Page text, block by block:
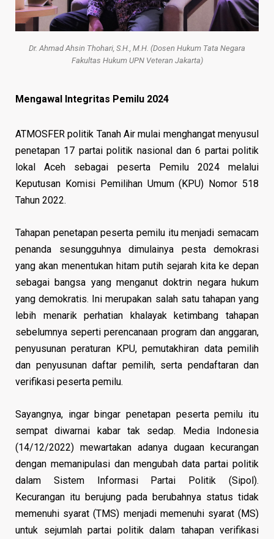
Dr. Ahmad Ahsin Thohari, S.H., M.H. (Dosen Hukum Tata Negara
Fakultas Hukum UPN Veteran Jakarta)
Mengawal Integritas Pemilu 2024
ATMOSFER politik Tanah Air mulai menghangat menyusul
penetapan 17 partai politik nasional dan 6 partai politik
lokal Aceh sebagai peserta Pemilu 2024 melalui
Keputusan Komisi Pemilihan Umum (KPU) Nomor 518
Tahun 2022.
Tahapan penetapan peserta pemilu itu menjadi semacam
penanda sesungguhnya dimulainya pesta demokrasi
yang akan menentukan hitam putih sejarah kita ke depan
sebagai bangsa yang menganut doktrin negara hukum
yang demokratis. Ini merupakan salah satu tahapan yang
lebih menarik perhatian khalayak ketimbang tahapan
sebelumnya seperti perencanaan program dan anggaran,
penyusunan peraturan KPU, pemutakhiran data pemilih
dan penyusunan daftar pemilih, serta pendaftaran dan
verifikasi peserta pemilu.
Sayangnya, ingar bingar penetapan peserta pemilu itu
sempat diwarnai kabar tak sedap. Media Indonesia
(14/12/2022) mewartakan adanya dugaan kecurangan
dengan memanipulasi dan mengubah data partai politik
dalam Sistem Informasi Partai Politik (Sipol).
Kecurangan itu berujung pada berubahnya status tidak
memenuhi syarat (TMS) menjadi memenuhi syarat (MS)
untuk sejumlah partai politik dalam tahapan verifikasi